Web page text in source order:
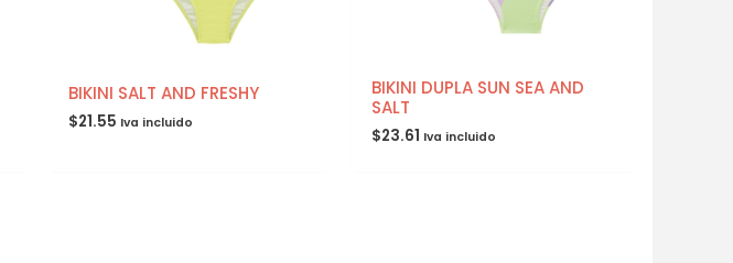
BIKINI SALT AND FRESHY
$21.55 Iva incluido
BIKINI DUPLA SUN SEA AND
SALT
$23.61 Iva incluido